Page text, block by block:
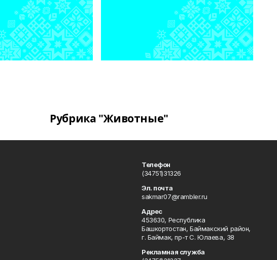
Рубрика "Животные"
Телефон
(34751)31326
Эл. почта
sakmar07@rambler.ru
Адрес
453630, Республика
Башкортостан, Баймакский район,
г. Баймак, пр-т С. Юлаева, 38
Рекламная служба